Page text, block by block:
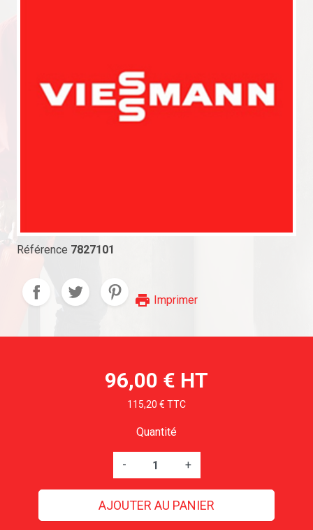
Référence 7827101
print Imprimer
96,00 € HT
115,20 € TTC
Quantité
- +
AJOUTER AU PANIER